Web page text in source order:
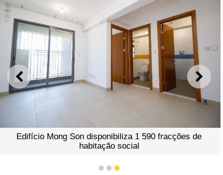
ANTERIOR
Edifício Mong Son disponibiliza 1 590 fracções de
habitação social
1 2 3